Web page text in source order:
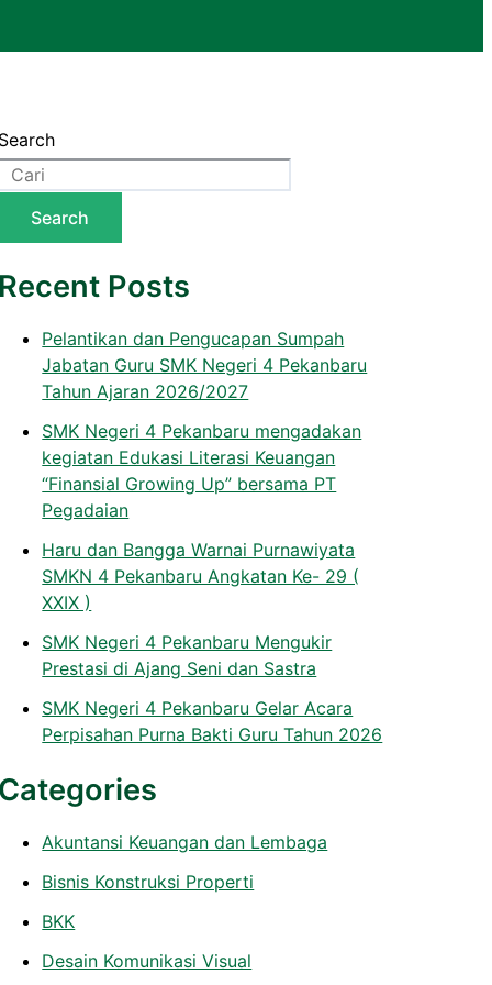
Search
Search
Recent Posts
Pelantikan dan Pengucapan Sumpah
Jabatan Guru SMK Negeri 4 Pekanbaru
Tahun Ajaran 2026/2027
SMK Negeri 4 Pekanbaru mengadakan
kegiatan Edukasi Literasi Keuangan
“Finansial Growing Up” bersama PT
Pegadaian
Haru dan Bangga Warnai Purnawiyata
SMKN 4 Pekanbaru Angkatan Ke- 29 (
XXIX )
SMK Negeri 4 Pekanbaru Mengukir
Prestasi di Ajang Seni dan Sastra
SMK Negeri 4 Pekanbaru Gelar Acara
Perpisahan Purna Bakti Guru Tahun 2026
Categories
Akuntansi Keuangan dan Lembaga
Bisnis Konstruksi Properti
BKK
Desain Komunikasi Visual